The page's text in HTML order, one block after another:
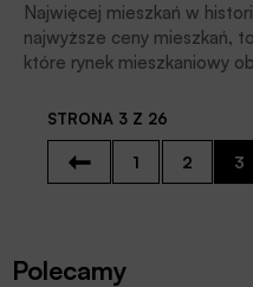
Najwięcej mieszkań w
najwyższe ceny mieszkań,
które rynek mieszkaniowy
STRONA 3 Z 26
1 2 3
Polecamy